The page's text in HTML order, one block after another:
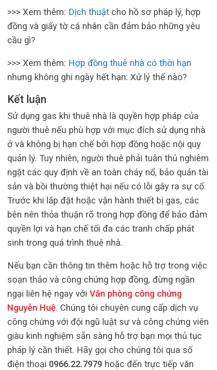
>>> Xem thêm: Dịch thuật cho hồ sơ pháp lý, hợp
đồng và giấy tờ cá nhân cần đảm bảo những yêu
cầu gì?
>>> Xem thêm: Hợp đồng thuê nhà có thời hạn
nhưng không ghi ngày hết hạn: Xử lý thế nào?
Kết luận
Sử dụng gas khi thuê nhà là quyền hợp pháp của
người thuê nếu phù hợp với mục đích sử dụng nhà
ở và không bị hạn chế bởi hợp đồng hoặc nội quy
quản lý. Tuy nhiên, người thuê phải tuân thủ nghiêm
ngặt các quy định về an toàn cháy nổ, bảo quản tài
sản và bồi thường thiệt hại nếu có lỗi gây ra sự cố.
Trước khi lắp đặt hoặc vận hành thiết bị gas, các
bên nên thỏa thuận rõ trong hợp đồng để bảo đảm
quyền lợi và hạn chế tối đa các tranh chấp phát
sinh trong quá trình thuê nhà.
Nếu bạn cần thông tin thêm hoặc hỗ trợ trong việc
soạn thảo và công chứng hợp đồng, đừng ngần
ngại liên hệ ngay với Văn phòng công chứng
Nguyễn Huệ. Chúng tôi chuyên cung cấp dịch vụ
công chứng với đội ngũ luật sư và công chứng viên
giàu kinh nghiệm sẵn sàng hỗ trợ bạn mọi thủ tục
pháp lý cần thiết. Hãy gọi cho chúng tôi qua số
điện thoại 0966.22.7979 hoặc đến trực tiếp văn